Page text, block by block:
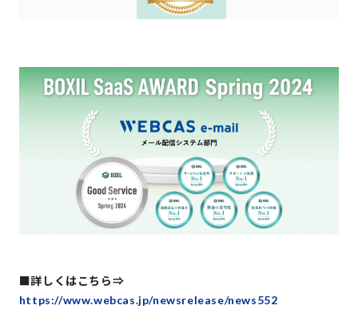
■詳しくはこちら⇒
https://www.webcas.jp/newsrelease/news552